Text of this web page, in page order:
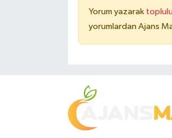
Yorum yazarak
yorumlardan Ajans